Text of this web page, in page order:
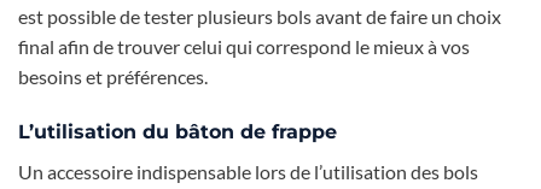
est possible de tester plusieurs bols avant de faire un choix
final afin de trouver celui qui correspond le mieux à vos
besoins et préférences.
L’utilisation du bâton de frappe
Un accessoire indispensable lors de l’utilisation des bols